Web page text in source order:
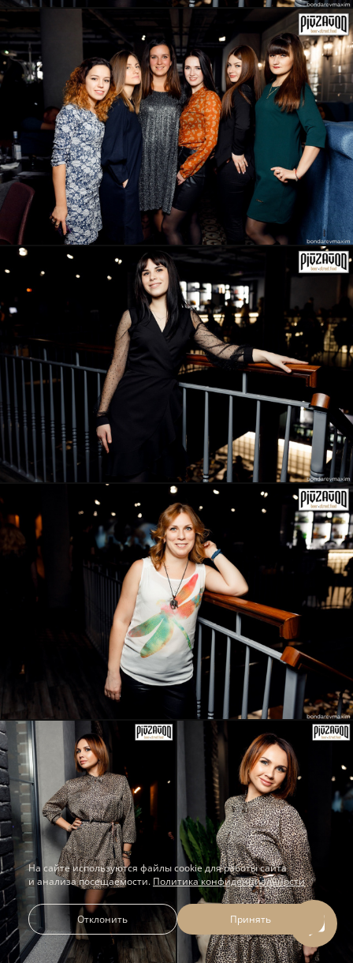
На сайте используются файлы cookie для работы сайта
и анализа посещаемости. Политика конфиденциальности
Отклонить Принять